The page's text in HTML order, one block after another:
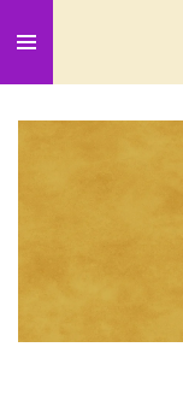
direct
naar
de